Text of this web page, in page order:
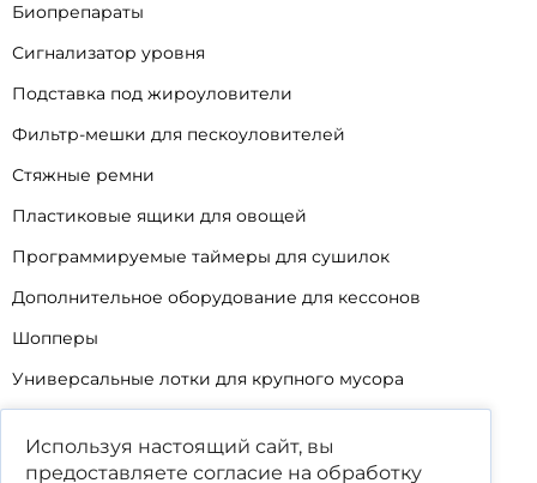
Биопрепараты
Сигнализатор уровня
Подставка под жироуловители
Фильтр-мешки для пескоуловителей
Стяжные ремни
Пластиковые ящики для овощей
Программируемые таймеры для сушилок
Дополнительное оборудование для кессонов
Шопперы
Универсальные лотки для крупного мусора
Уцененные товары
Используя настоящий сайт, вы
предоставляете согласие на обработку